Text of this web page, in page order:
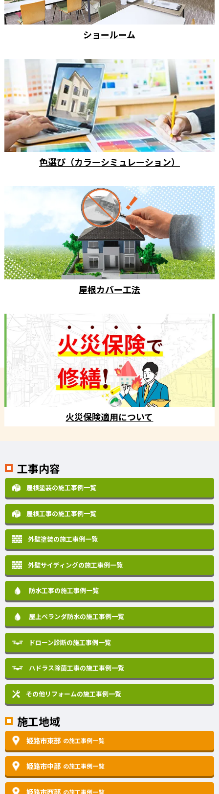
ショールーム
色選び（カラーシミュレーション）
屋根カバー工法
火災保険適用について
工事内容
屋根塗装の施工事例一覧
屋根工事の施工事例一覧
外壁塗装の施工事例一覧
外壁サイディングの施工事例一覧
防水工事の施工事例一覧
屋上ベランダ防水の施工事例一覧
ドローン診断の施工事例一覧
ハドラス除菌工事の施工事例一覧
その他リフォームの施工事例一覧
施工地域
姫路市東部 の施工事例一覧
姫路市中部 の施工事例一覧
姫路市西部 の施工事例一覧